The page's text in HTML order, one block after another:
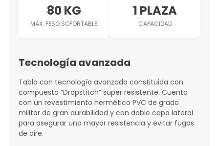
80 KG
MÁX. PESO SOPORTABLE
1 PLAZA
CAPACIDAD
Tecnología avanzada
Tabla con tecnología avanzada constituida con
compuesto “Dropstitch” super resistente. Cuenta
con un revestimiento hermético PVC de grado
militar de gran durabilidad y con doble capa lateral
para asegurar una mayor resistencia y evitar fugas
de aire.